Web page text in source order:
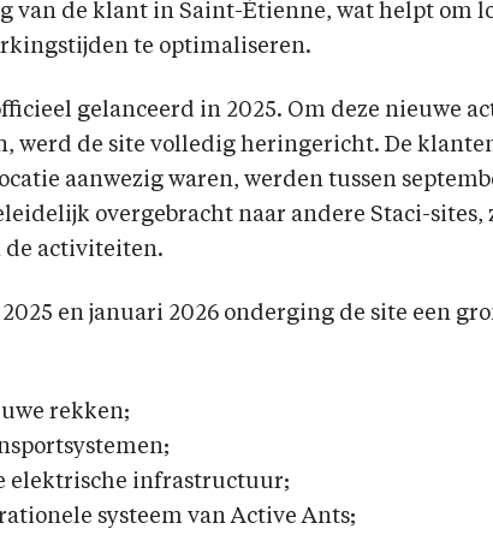
van de klant in Saint-Étienne, wat helpt om
te optimaliseren.
gelanceerd in 2025. Om deze nieuwe
werd de site volledig heringericht. De
aanwezig waren, werden tussen
overgebracht naar andere Staci-sites,
de activiteiten.
en januari 2026 onderging de site een
rekken;
elektrische infrastructuur;
systeem van Active Ants;